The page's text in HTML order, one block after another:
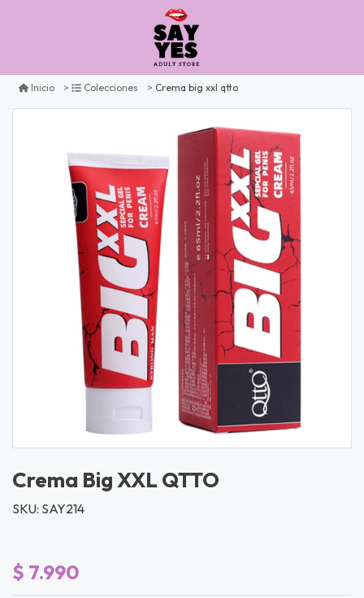
Inicio Colecciones Crema big xxl qtto
Crema Big XXL QTTO
SKU: SAY214
$ 7.990